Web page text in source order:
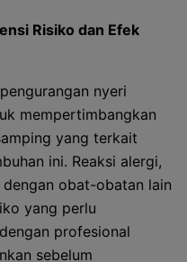
Risiko dan Efek
nyeri
mempertimbangkan
yang terkait
ini. Reaksi alergi,
obat-obatan lain
yang perlu
profesional
sebelum